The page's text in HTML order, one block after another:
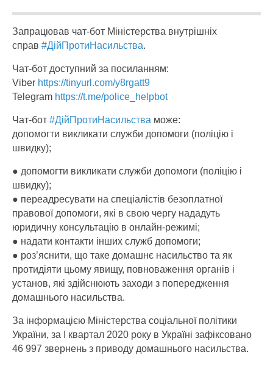
Запрацював чат-бот Міністерства внутрішніх
справ #ДійПротиНасильства.
Чат-бот доступний за посиланням:
Viber https://tinyurl.com/y8rgatt9
Telegram https://t.me/police_helpbot
Чат-бот #ДійПротиНасильства може:
допомогти викликати служби допомоги (поліцію і
швидку);
● допомогти викликати служби допомоги (поліцію і
швидку);
● переадресувати на спеціалістів безоплатної
правової допомоги, які в свою чергу нададуть
юридичну консультацію в онлайн-режимі;
● надати контакти інших служб допомоги;
● роз’яснити, що таке домашнє насильство та як
протидіяти цьому явищу, повноваження органів і
установ, які здійснюють заходи з попередження
домашнього насильства.
За інформацією Міністерства соціальної політики
України, за І квартал 2020 року в Україні зафіксовано
46 997 звернень з приводу домашнього насильства.